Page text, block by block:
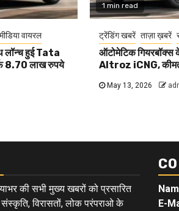
वायरल
लॉन्च हुई Tata
8.70 लाख रुपये
1 min read
ट्रेंडिंग खबरें ताज़ा ख़बरें
ऑटोमेटिक
Altroz iCNG,
May 13, 2026
की सभी मुख्य खबरों को प्रसारित
विरासतों, लोक परंपराओ के
E-